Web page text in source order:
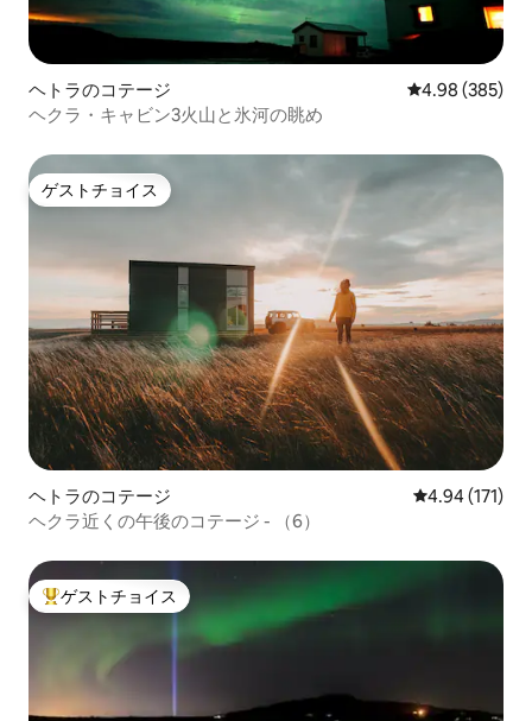
ヘトラのコテージ レビュー385
4.98 (385)
ヘクラ・キャビン3火山と氷河の眺め
ゲストチョイス
ゲストチョイス
ヘトラのコテージ レビュー171
4.94 (171)
ヘクラ近くの午後のコテージ - （6）
大好評のゲストチョイスです。
ゲストチョイス